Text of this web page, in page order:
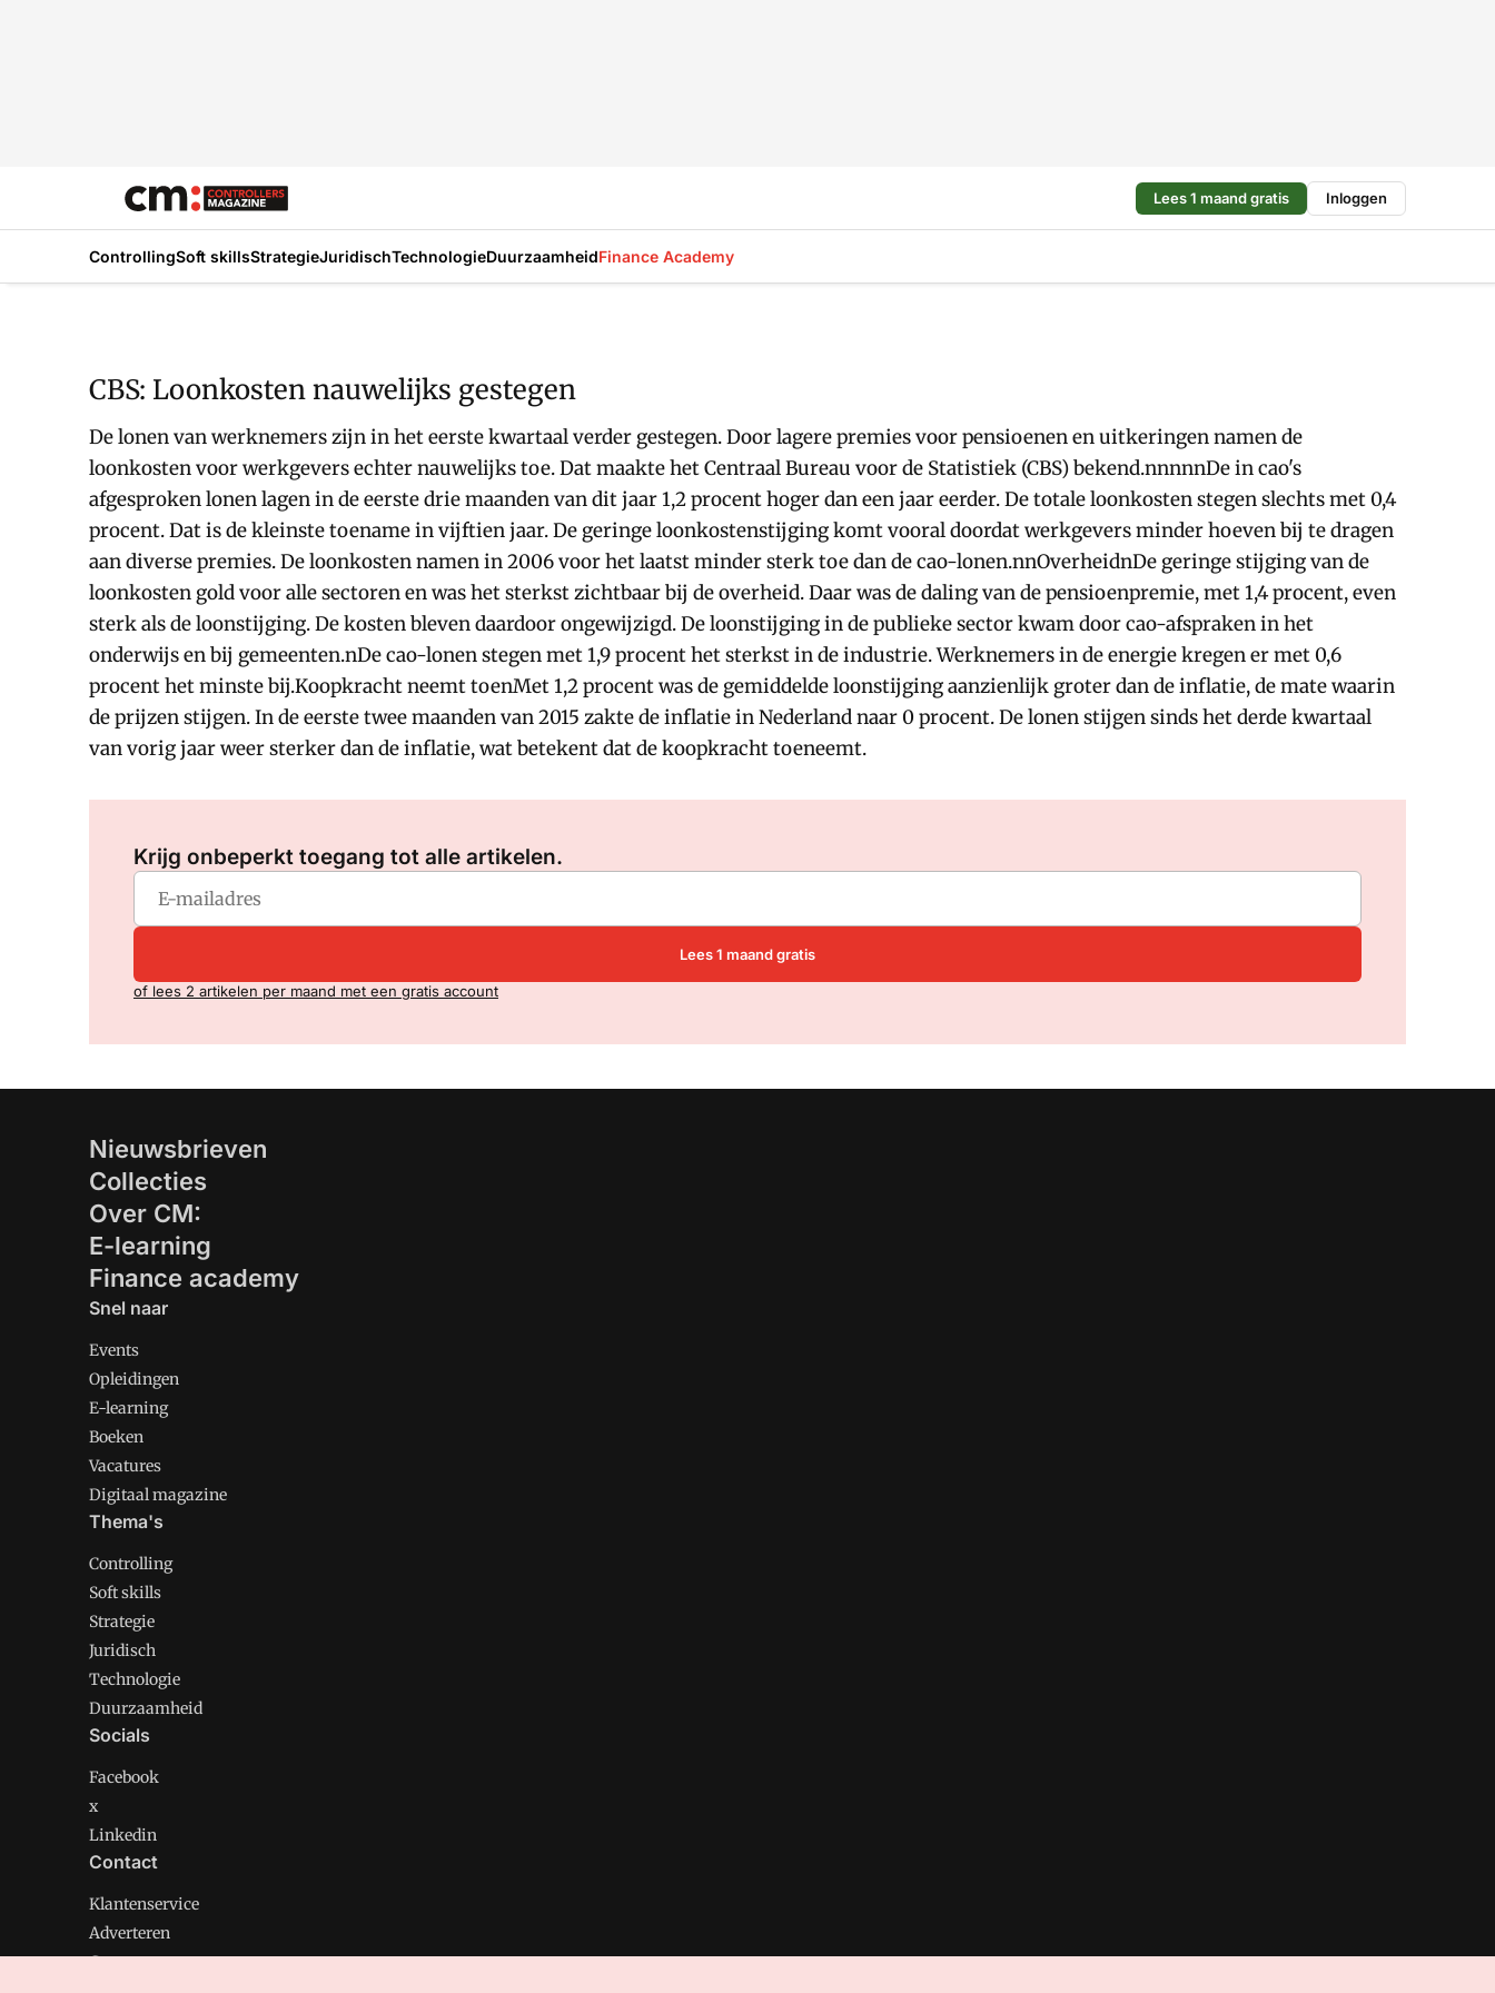
Lees 1 maand gratis Inloggen
ControllingSoft skillsStrategieJuridischTechnologieDuurzaamheidFinance Academy
CBS: Loonkosten nauwelijks gestegen
De lonen van werknemers zijn in het eerste kwartaal verder gestegen. Door lagere premies voor pensioenen en uitkeringen namen de
loonkosten voor werkgevers echter nauwelijks toe. Dat maakte het Centraal Bureau voor de Statistiek (CBS) bekend.nnnnnDe in cao's
afgesproken lonen lagen in de eerste drie maanden van dit jaar 1,2 procent hoger dan een jaar eerder. De totale loonkosten stegen slechts met 0,4
procent. Dat is de kleinste toename in vijftien jaar. De geringe loonkostenstijging komt vooral doordat werkgevers minder hoeven bij te dragen
aan diverse premies. De loonkosten namen in 2006 voor het laatst minder sterk toe dan de cao-lonen.nnOverheidnDe geringe stijging van de
loonkosten gold voor alle sectoren en was het sterkst zichtbaar bij de overheid. Daar was de daling van de pensioenpremie, met 1,4 procent, even
sterk als de loonstijging. De kosten bleven daardoor ongewijzigd. De loonstijging in de publieke sector kwam door cao-afspraken in het
onderwijs en bij gemeenten.nDe cao-lonen stegen met 1,9 procent het sterkst in de industrie. Werknemers in de energie kregen er met 0,6
procent het minste bij.Koopkracht neemt toenMet 1,2 procent was de gemiddelde loonstijging aanzienlijk groter dan de inflatie, de mate waarin
de prijzen stijgen. In de eerste twee maanden van 2015 zakte de inflatie in Nederland naar 0 procent. De lonen stijgen sinds het derde kwartaal
van vorig jaar weer sterker dan de inflatie, wat betekent dat de koopkracht toeneemt.
Krijg onbeperkt toegang tot alle artikelen.
Lees 1 maand gratis
of lees 2 artikelen per maand met een gratis account
Nieuwsbrieven
Collecties
Over CM:
E-learning
Finance academy
Snel naar
Events
Opleidingen
E-learning
Boeken
Vacatures
Digitaal magazine
Thema's
Controlling
Soft skills
Strategie
Juridisch
Technologie
Duurzaamheid
Socials
Facebook
x
Linkedin
Contact
Klantenservice
Adverteren
Contact